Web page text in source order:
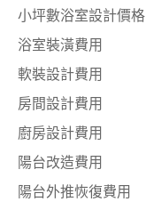
小坪數浴室設計價格
浴室裝潢費用
軟裝設計費用
房間設計費用
廚房設計費用
陽台改造費用
陽台外推恢復費用